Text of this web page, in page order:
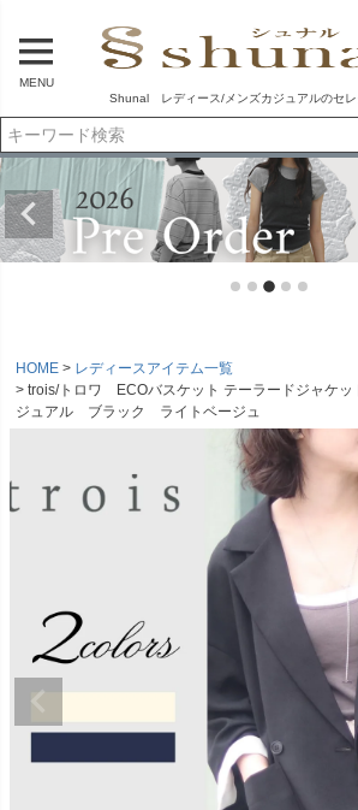
MENU
Shunal レディース/メンズカジュアルのセレ
HOME
レディースアイテム一覧
trois/トロワ ECOバスケット テーラードジャケ
ジュアル ブラック ライトベージュ